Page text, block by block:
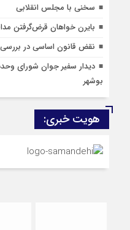
سخنی با مجلس انقلابی
بایرن خواهان قرض‌گرفتن
نقض قانون اساسی در
دیدار سفیر جوان شورای
بوشهر
هویت خبری: